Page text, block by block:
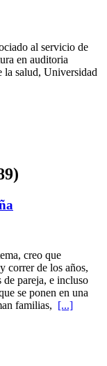
al servicio de
en auditoria
la salud, Universidad
creo que
correr de los años,
de pareja, e incluso
se ponen en una
familias, [...]